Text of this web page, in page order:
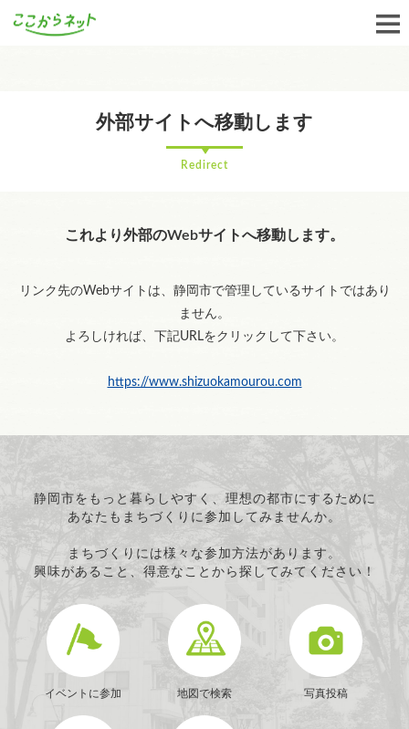
外部サイトへ移動します
Redirect
これより外部のWebサイトへ移動します。
リンク先のWebサイトは、静岡市で管理しているサイトではあり
ません。
よろしければ、下記URLをクリックして下さい。
https://www.shizuokamourou.com
静岡市をもっと暮らしやすく、理想の都市にするために
あなたもまちづくりに参加してみませんか。
まちづくりには様々な参加方法があります。
興味があること、得意なことから探してみてください！
イベントに参加 地図で検索 写真投稿